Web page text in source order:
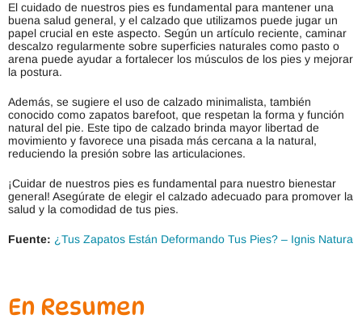
El cuidado de nuestros pies es fundamental para mantener una
buena salud general, y el calzado que utilizamos puede jugar un
papel crucial en este aspecto. Según un artículo reciente, caminar
descalzo regularmente sobre superficies naturales como pasto o
arena puede ayudar a fortalecer los músculos de los pies y mejorar
la postura.
Además, se sugiere el uso de calzado minimalista, también
conocido como zapatos barefoot, que respetan la forma y función
natural del pie. Este tipo de calzado brinda mayor libertad de
movimiento y favorece una pisada más cercana a la natural,
reduciendo la presión sobre las articulaciones.
¡Cuidar de nuestros pies es fundamental para nuestro bienestar
general! Asegúrate de elegir el calzado adecuado para promover la
salud y la comodidad de tus pies.
Fuente: ¿Tus Zapatos Están Deformando Tus Pies? – Ignis Natura
En Resumen